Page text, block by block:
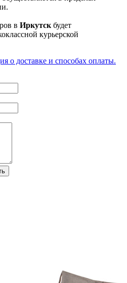
в Иркутскбудет
курьерской
о доставке и способах оплаты.